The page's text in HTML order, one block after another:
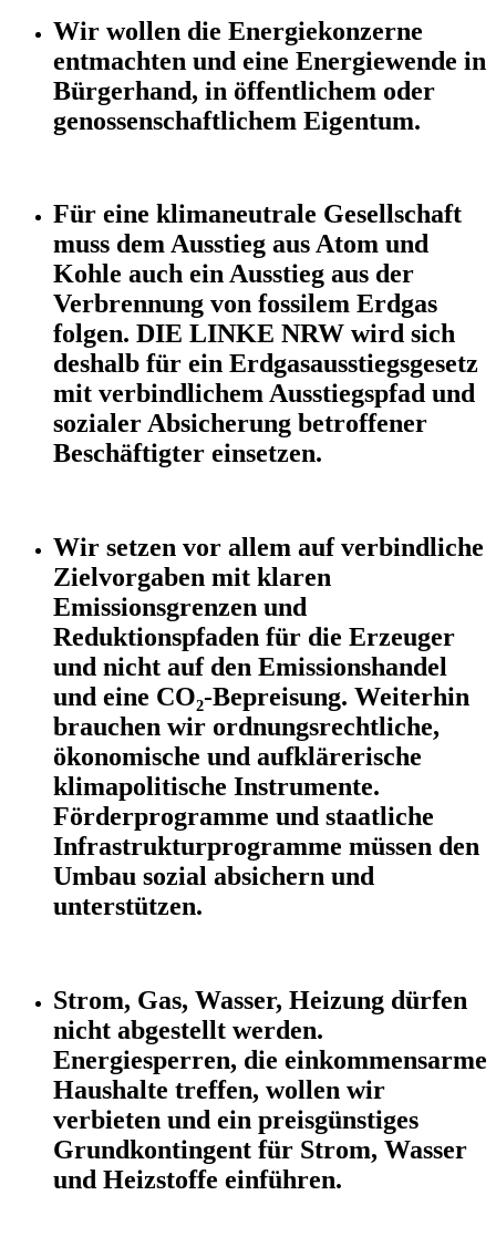
Wir wollen die Energiekonzerne
entmachten und eine Energiewende in
Bürgerhand, in öffentlichem oder
genossenschaftlichem Eigentum.
Für eine klimaneutrale Gesellschaft
muss dem Ausstieg aus Atom und
Kohle auch ein Ausstieg aus der
Verbrennung von fossilem Erdgas
folgen. DIE LINKE NRW wird sich
deshalb für ein Erdgasausstiegsgesetz
mit verbindlichem Ausstiegspfad und
sozialer Absicherung betroffener
Beschäftigter einsetzen.
Wir setzen vor allem auf verbindliche
Zielvorgaben mit klaren
Emissionsgrenzen und
Reduktionspfaden für die Erzeuger
und nicht auf den Emissionshandel
und eine CO₂-Bepreisung. Weiterhin
brauchen wir ordnungsrechtliche,
ökonomische und aufklärerische
klimapolitische Instrumente.
Förderprogramme und staatliche
Infrastrukturprogramme müssen den
Umbau sozial absichern und
unterstützen.
Strom, Gas, Wasser, Heizung dürfen
nicht abgestellt werden.
Energiesperren, die einkommensarme
Haushalte treffen, wollen wir
verbieten und ein preisgünstiges
Grundkontingent für Strom, Wasser
und Heizstoffe einführen.